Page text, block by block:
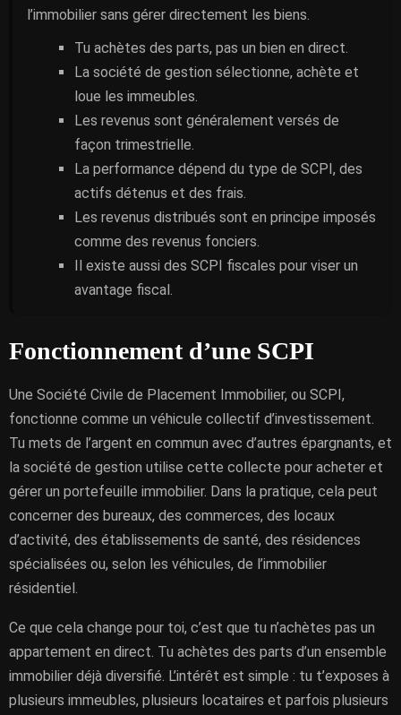
l’immobilier sans gérer directement les biens.
Tu achètes des parts, pas un bien en direct.
La société de gestion sélectionne, achète et
loue les immeubles.
Les revenus sont généralement versés de
façon trimestrielle.
La performance dépend du type de SCPI, des
actifs détenus et des frais.
Les revenus distribués sont en principe imposés
comme des revenus fonciers.
Il existe aussi des SCPI fiscales pour viser un
avantage fiscal.
Fonctionnement d’une SCPI
Une Société Civile de Placement Immobilier, ou SCPI,
fonctionne comme un véhicule collectif d’investissement.
Tu mets de l’argent en commun avec d’autres épargnants, et
la société de gestion utilise cette collecte pour acheter et
gérer un portefeuille immobilier. Dans la pratique, cela peut
concerner des bureaux, des commerces, des locaux
d’activité, des établissements de santé, des résidences
spécialisées ou, selon les véhicules, de l’immobilier
résidentiel.
Ce que cela change pour toi, c’est que tu n’achètes pas un
appartement en direct. Tu achètes des parts d’un ensemble
immobilier déjà diversifié. L’intérêt est simple : tu t’exposes à
plusieurs immeubles, plusieurs locataires et parfois plusieurs